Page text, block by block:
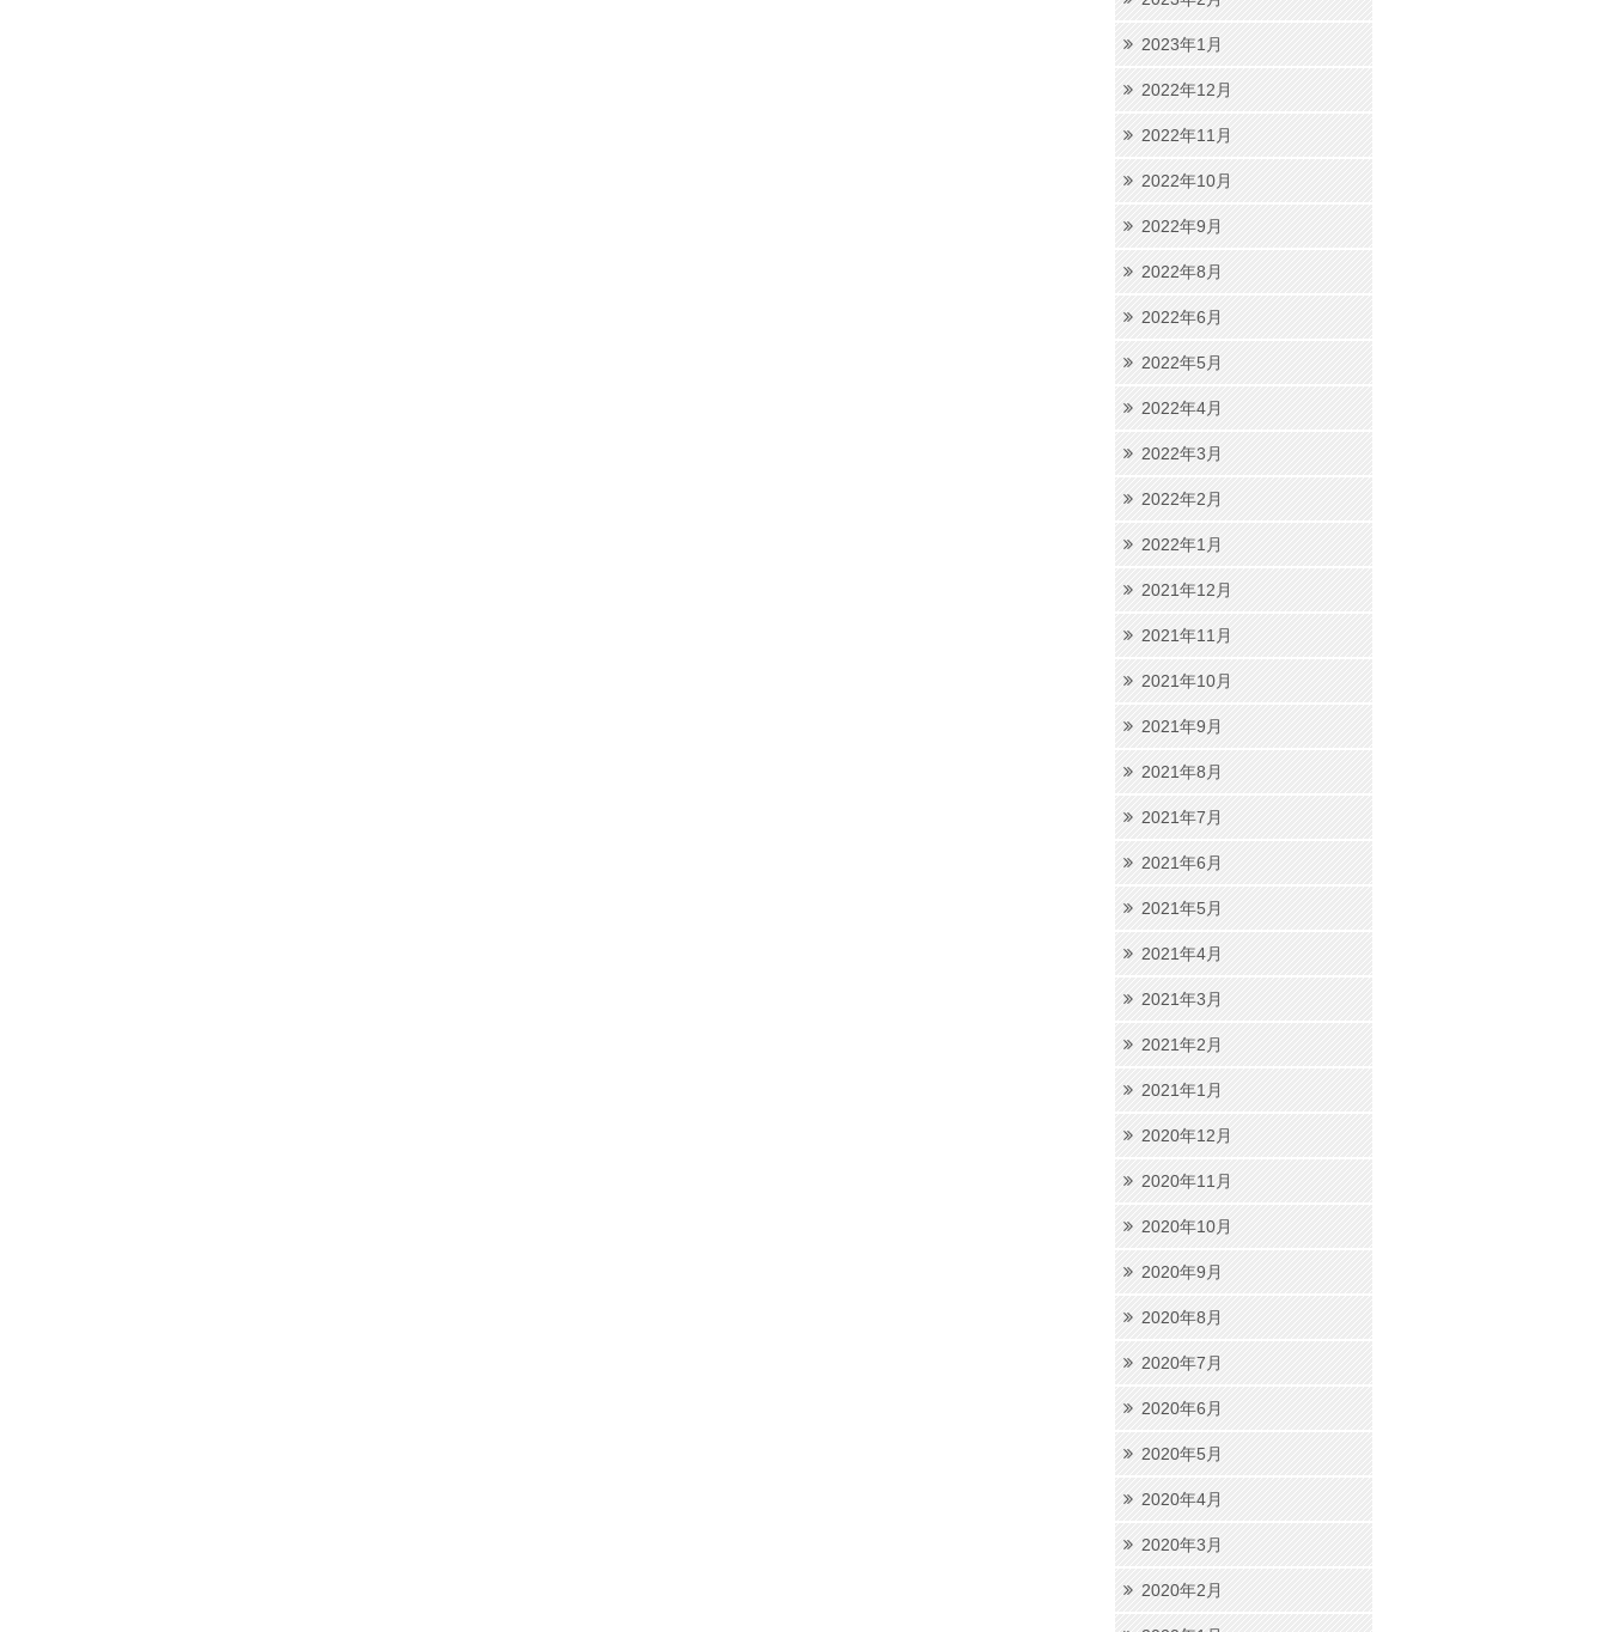
2023年1月
2022年12月
2022年11月
2022年10月
2022年9月
2022年8月
2022年6月
2022年5月
2022年4月
2022年3月
2022年2月
2022年1月
2021年12月
2021年11月
2021年10月
2021年9月
2021年8月
2021年7月
2021年6月
2021年5月
2021年4月
2021年3月
2021年2月
2021年1月
2020年12月
2020年11月
2020年10月
2020年9月
2020年8月
2020年7月
2020年6月
2020年5月
2020年4月
2020年3月
2020年2月